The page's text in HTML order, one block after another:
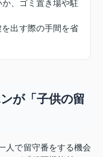
、ゴミ置き場や駐
を出す際の手間を省
が「子供の留
人で留守番をする機会